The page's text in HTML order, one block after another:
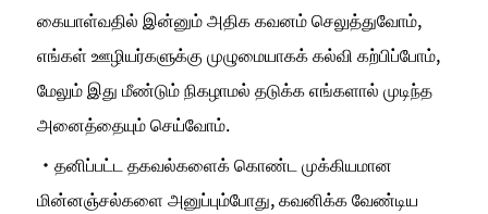
கையாள்வதில் இன்னும் அதிக கவனம் செலுத்துவோம்,
எங்கள் ஊழியர்களுக்கு முழுமையாகக் கல்வி கற்பிப்போம்,
மேலும் இது மீண்டும் நிகழாமல் தடுக்க எங்களால் முடிந்த
அனைத்தையும் செய்வோம்.
・தனிப்பட்ட தகவல்களைக் கொண்ட முக்கியமான
மின்னஞ்சல்களை அனுப்பும்போது, கவனிக்க வேண்டிய